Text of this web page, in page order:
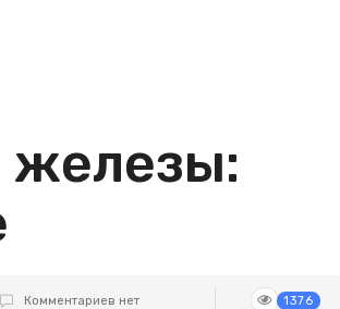
железы:
Комментариев нет 1376